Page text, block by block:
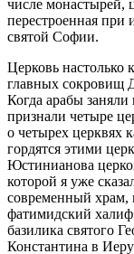
числе монастырей,
перестроенная при
святой Софии.
Церковь настолько
главных сокровищ
Когда арабы
признали четыре
о четырех церквях
гордятся этими
Юстинианова
которой я уже
современный храм,
фатимидский
базилика святого
Константина в